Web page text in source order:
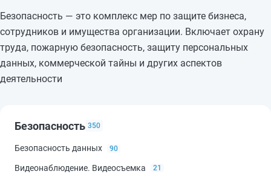
Безопасность — это комплекс мер по защите бизнеса,
сотрудников и имущества организации. Включает охрану
труда, пожарную безопасность, защиту персональных
данных, коммерческой тайны и других аспектов
деятельности
Безопасность 350
Безопасность данных 90
Видеонаблюдение. Видеосъемка 21